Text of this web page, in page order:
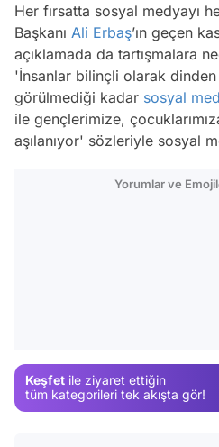
Her fırsatta sosyal medyayı
Başkanı Ali Erbaş’ın geçen
açıklamada da tartışmalara
'İnsanlar bilinçli olarak dinden
görülmediği kadar sosyal
ile gençlerimize,
aşılanıyor' sözleriyle sosyal
Yorumlar ve
Keşfet ile ziyaret ettiğin
tüm kategorileri tek akışta gör!